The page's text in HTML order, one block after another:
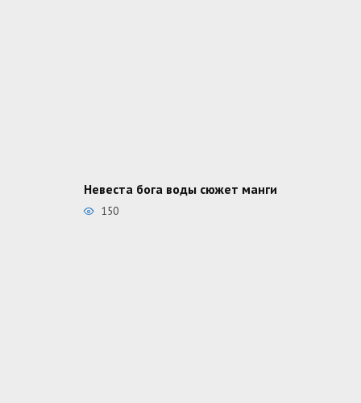
Невеста бога воды сюжет манги
150